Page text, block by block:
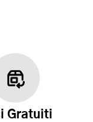
Gratuiti